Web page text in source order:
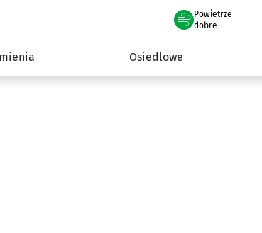
- miejskie inwestycje 2019-2032
Powietrze
we Wrocławiu
dobre
Osiedlowe